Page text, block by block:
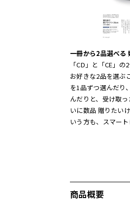
一冊から2品選べる
「CD」と「CE」
お好きな2品を選ぶ
を1品ずつ選んだり
んだりと、受け取
いに数品 贈りたい
いう方も、スマー
商品概要